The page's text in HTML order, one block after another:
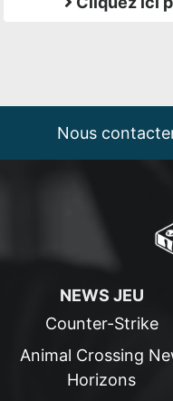
Nous
NEWS JEU
Counter-Strike
Animal Crossing
Horizons